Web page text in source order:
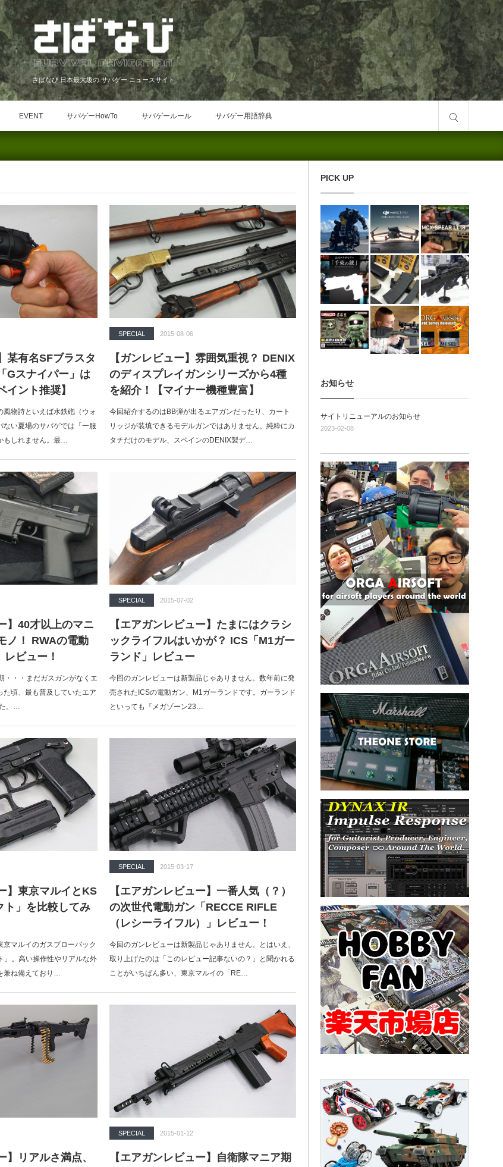
さばなび 日本最大級の サバゲー ニュースサイト
EVENT サバゲーHowTo サバゲールール サバゲー用語辞典
某有名SFブラスタ
Gスナイパー」は
イント推奨】
物詩といえば水鉄砲（ウォ
ない夏場のサバゲでは「一服
もしれません。最…
SPECIAL 2015-08-06
【ガンレビュー】雰囲気重視？ DENIX
のディスプレイガンシリーズから4種
を紹介！【マイナー機種豊富】
今回紹介するのはBB弾が出るエアガンだったり、カート
リッジが装填できるモデルガンではありません。純粋にカ
タチだけのモデル、スペインのDENIX製デ…
】40才以上のマニ
ノ！ RWAの電動
ビュー！
・・・まだガスガンがなくエ
た頃、最も普及していたエア
。…
SPECIAL 2015-07-02
【エアガンレビュー】たまにはクラシ
ックライフルはいかが？ ICS「M1ガー
ランド」レビュー
今回のガンレビューは新製品じゃありません。数年前に発
売されたICSの電動ガン、M1ガーランドです。ガーランド
といっても『メガゾーン23…
】東京マルイとKS
ト」を比較してみ
マルイのガスブローバック
」。高い操作性やリアルな外
兼ね備えており…
SPECIAL 2015-03-17
【エアガンレビュー】一番人気（？）
の次世代電動ガン「RECCE RIFLE
（レシーライフル）」レビュー！
今回のガンレビューは新製品じゃありません。とはいえ、
取り上げたのは「このレビュー記事ないの？」と聞かれる
ことがいちばん多い、東京マルイの「RE…
】リアルさ満点、
SPECIAL 2015-01-12
【エアガンレビュー】自衛隊マニア期
PICK UP
お知らせ
サイトリニューアルのお知らせ
2023-02-08